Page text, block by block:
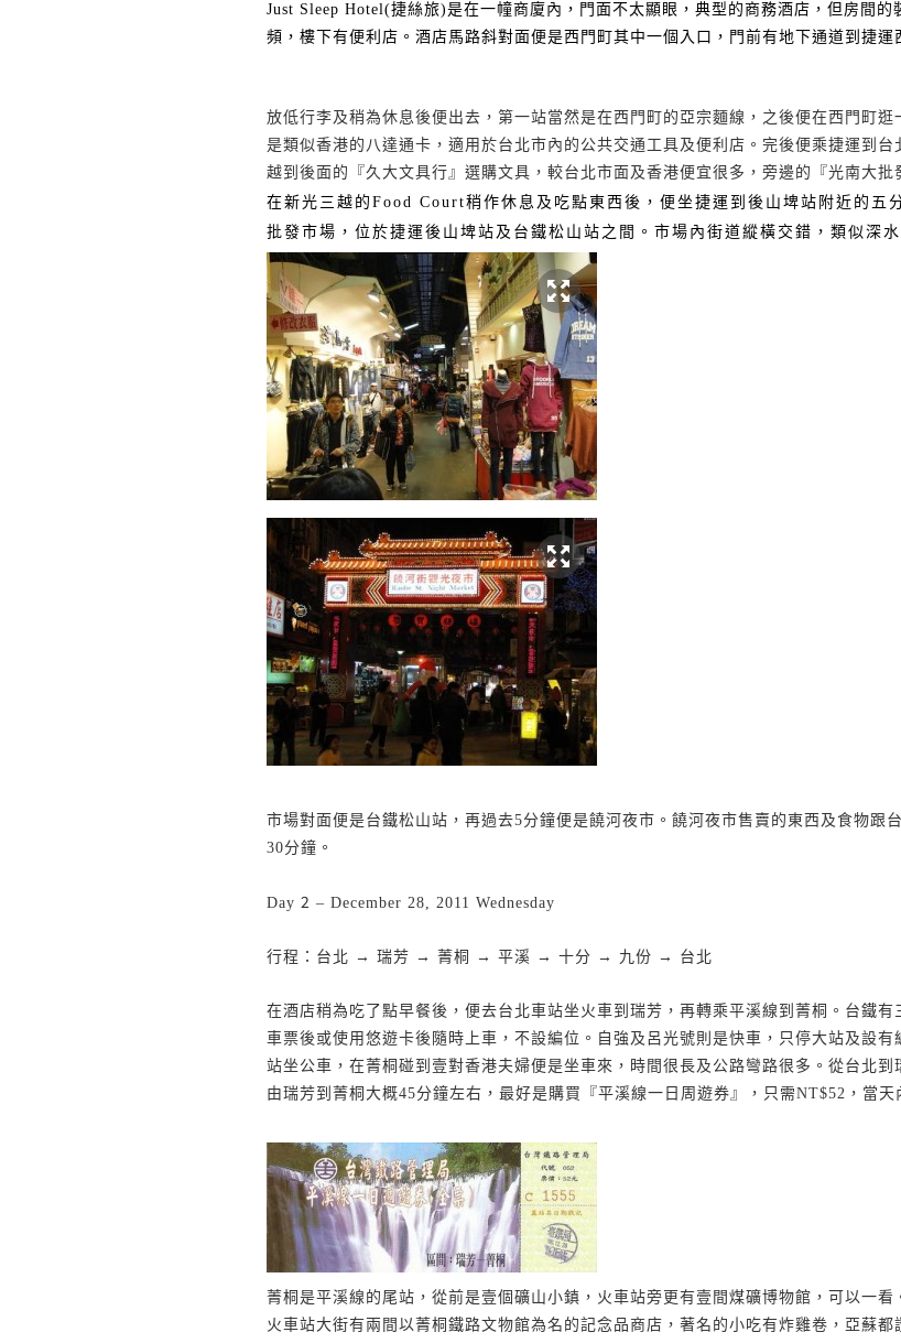
Just Sleep Hotel(捷絲旅)是在一幢商廈內，門面不太顯眼，典型的商務酒店，但房間
頻，樓下有便利店。酒店馬路斜對面便是西門町其中一個入口，門前有地下通道到捷運
放低行李及稍為休息後便出去，第一站當然是在西門町的亞宗麵線，之後便在西門町
是類似香港的八達通卡，適用於台北市內的公共交通工具及便利店。完後便乘捷運到
越到後面的『久大文具行』選購文具，較台北市面及香港便宜很多，旁邊的『光南大批
在新光 三越的 Food Court稍作休息及吃點東西後，便坐捷運到後山埤站附近的五
批發市場，位於捷運後山埤站及台鐵松山站之間。市場內街道縱橫交錯，類似深
市場對面便是台鐵松山站，再過去5分鐘便是饒河夜市。饒河夜市售賣的東西及食物跟
30分鐘。
Day 2 – December 28, 2011 Wednesday
行程：台北 → 瑞芳 → 菁桐 → 平溪 → 十分 → 九份 → 台北
在酒店稍為吃了點早餐後，便去台北車站坐火車到瑞芳，再轉乘平溪線到菁桐。台鐵
車票後或使用悠遊卡後隨時上車，不設編位。自強及呂光號則是快車，只停大站及設
站坐公車，在菁桐碰到壹對香港夫婦便是坐車來，時間很長及公路彎路很多。從台北到
由瑞芳到菁桐大概45分鐘左右，最好是購買『平溪線一日周遊券』，只需NT$52 ，當
菁桐是平溪線的尾站，從前是壹個礦山小鎮，火車站旁更有壹間煤礦博物館，可以一看
火車站大街有兩間以菁桐鐵路文物館為名的記念品商店，著名的小吃有炸雞卷，亞蘇